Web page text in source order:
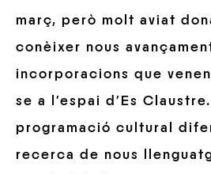
març, però molt aviat
conèixer nous
incorporacions que
se a l’espai d’Es
programació cultural
recerca de nous